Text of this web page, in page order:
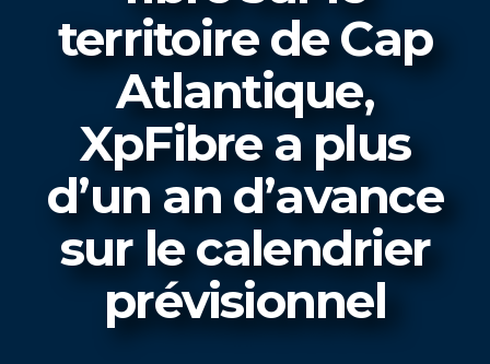
territoire de Cap
Atlantique,
XpFibre a plus
d’un an d’avance
sur le calendrier
prévisionnel